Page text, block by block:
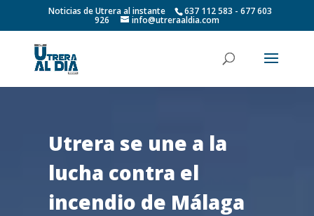
Noticias de Utrera al instante 637 112 583 - 677 603
926 info@utreraaldia.com
Utrera se une a la
lucha contra el
incendio de Málaga